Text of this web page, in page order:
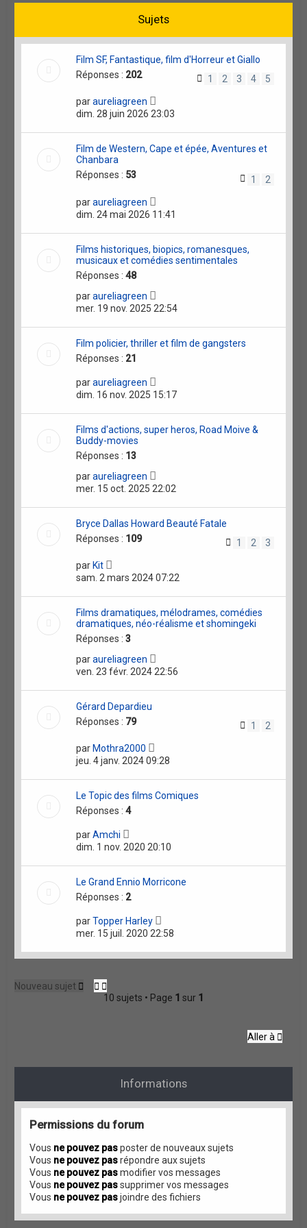
h
ra
a
n
Sujets
Film SF, Fantastique, film d'Horreur et Giallo
Réponses : 202 1 2 3 4 5
paraureliagreen
dim. 28 juin 2026 23:03
Film de Western, Cape et épée, Aventures et
Chanbara
Réponses : 53 1 2
paraureliagreen
dim. 24 mai 2026 11:41
Films historiques, biopics, romanesques,
musicaux et comédies sentimentales
Réponses :48
paraureliagreen
mer. 19 nov. 2025 22:54
Film policier, thriller et film de gangsters
Réponses : 21
paraureliagreen
dim. 16 nov. 2025 15:17
Films d'actions, super heros, Road Moive &
Buddy-movies
Réponses : 13
paraureliagreen
mer. 15 oct. 2025 22:02
Bryce Dallas Howard Beauté Fatale
Réponses : 109 1 2 3
par Kit
sam. 2 mars 2024 07:22
Films dramatiques, mélodrames, comédies
dramatiques, néo-réalisme et shomingeki
Réponses :3
paraureliagreen
ven. 23 févr. 2024 22:56
Gérard Depardieu
Réponses : 79 1 2
par Mothra2000
jeu. 4 janv. 2024 09:28
Le Topic des films Comiques
Réponses :4
parAmchi
dim. 1 nov. 2020 20:10
Le Grand Ennio Morricone
Réponses : 2
parTopper Harley
mer. 15 juil. 2020 22:58
Nouveau sujet
10 sujets • Page 1 sur 1
Aller à
Informations
Permissions du forum
Vous ne pouvez pasposter de nouveaux sujets
Vous ne pouvez pasrépondre aux sujets
Vous ne pouvez pasmodifier vos messages
Vous ne pouvez passupprimer vos messages
Vous ne pouvez pasjoindre des fichiers